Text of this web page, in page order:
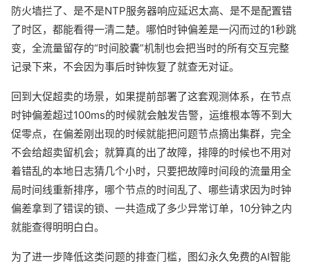
防火墙拦了、是不是NTP服务器响应延迟太高、是不是配置错
了时区，都能看得一清二楚。哪怕时钟偏差是一闪而过的1秒跳
变，全流量留存的“时间胶囊”机制也会把当时的所有交互完整
记录下来，不会因为事后时钟恢复了就查无对证。
回到大促超卖的场景，如果提前部署了这套观测体系，在节点
时钟偏差超过100ms的时候就会触发告警，运维根本等不到大
促零点，在偏差刚出现的时候就能把问题节点摘出集群，完全
不会给超卖留机会；就算真的出了故障，排障的时候也不用对
着错乱的本地日志猜几个小时，只要把故障时间段的流量用全
局时间线重新排序，哪个节点的时间乱了、哪些请求因为时钟
偏差拿到了错误的锁、一共造成了多少异常订单，10分钟之内
就能查得明明白白。
为了进一步降低这类问题的排查门槛，图幻永久免费的AI智能